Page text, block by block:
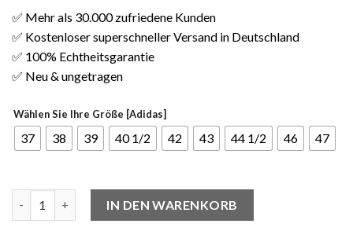
✅ Mehr als 30.000 zufriedene Kunden
✅ Kostenloser superschneller Versand in Deutschland
✅ 100% Echtheitsgarantie
✅ Neu & ungetragen
Wählen Sie Ihre Größe [Adidas]
37 38 39 40 1/2 42 43 44 1/2 46 47
IN DEN WARENKORB